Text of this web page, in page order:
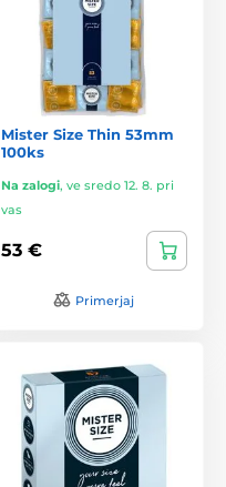
Mister Size Thin 53mm
100ks
Na zalogi, ve sredo 12. 8. pri
vas
53 €
Primerjaj